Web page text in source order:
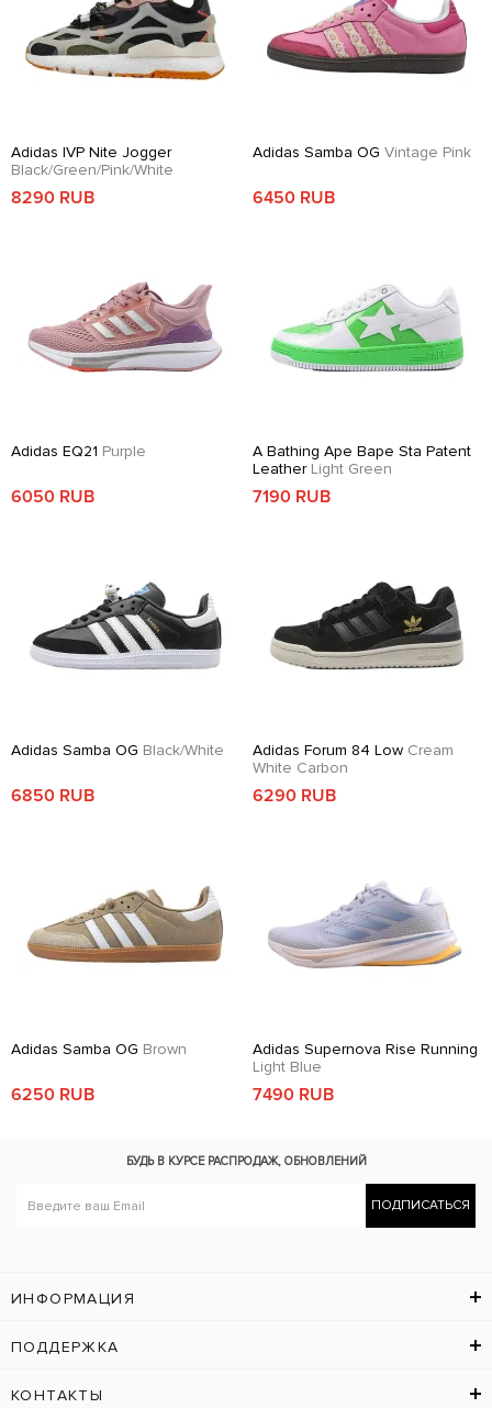
Adidas IVP Nite Jogger
Black/Green/Pink/White
8290 RUB
Adidas Samba OG Vintage Pink
6450 RUB
Adidas EQ21 Purple
6050 RUB
A Bathing Ape Bape Sta Patent
Leather Light Green
7190 RUB
Adidas Samba OG Black/White
6850 RUB
Adidas Forum 84 Low Cream
White Carbon
6290 RUB
Adidas Samba OG Brown
6250 RUB
Adidas Supernova Rise Running
Light Blue
7490 RUB
БУДЬ В КУРСЕ РАСПРОДАЖ, ОБНОВЛЕНИЙ
ПОДПИСАТЬСЯ
ИНФОРМАЦИЯ
ПОДДЕРЖКА
КОНТАКТЫ